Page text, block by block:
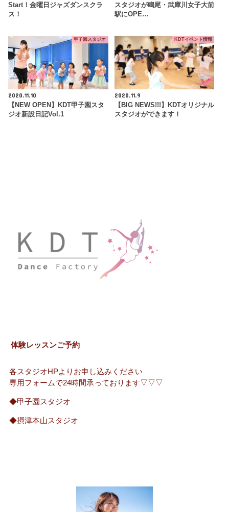
Start！金曜日ジャズダンスクラ
ス！
スタジオが鳴尾・武庫川女子大前
駅にOPE…
甲子園スタジオ
2020.11.10
【NEW OPEN】KDT甲子園スタ
ジオ新設日記Vol.1
KDTイベント情報
2020.11.9
【BIG NEWS!!!】KDTオリジナル
スタジオができます！
体験レッスンご予約
各スタジオHPよりお申し込みください
専用フォームで24時間承っております▽▽▽
◆甲子園スタジオ
◆摂津本山スタジオ